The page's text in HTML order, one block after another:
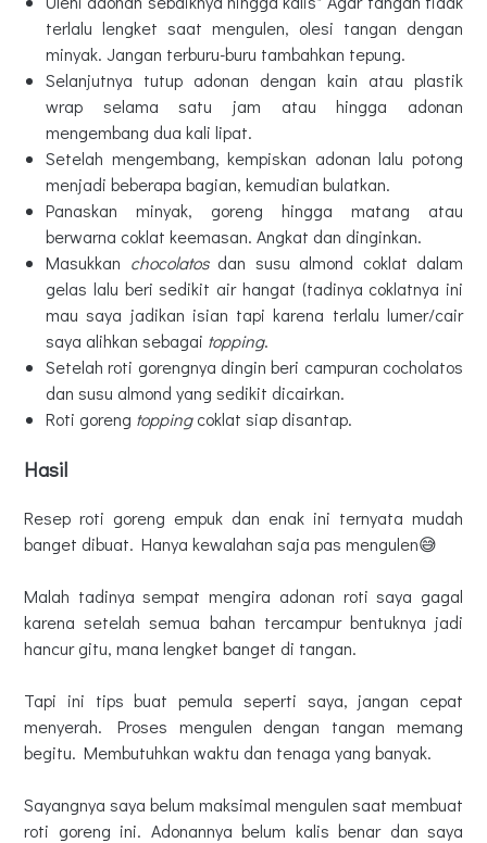
terlalu lengket saat mengulen, olesi tangan dengan
minyak. Jangan terburu-buru tambahkan tepung.
Selanjutnya tutup adonan dengan kain atau plastik
wrap selama satu jam atau hingga adonan
mengembang dua kali lipat.
Setelah mengembang, kempiskan adonan lalu potong
menjadi beberapa bagian, kemudian bulatkan.
Panaskan minyak, goreng hingga matang atau
berwarna coklat keemasan. Angkat dan dinginkan.
Masukkan chocolatosdan susu almond coklat dalam
gelas lalu beri sedikit air hangat (tadinya coklatnya ini
mau saya jadikan isian tapi karena terlalu lumer/cair
saya alihkan sebagai topping.
Setelah roti gorengnya dingin beri campuran cocholatos
dan susu almond yang sedikit dicairkan.
Roti goreng toppingcoklat siap disantap.
Hasil
Resep roti goreng empuk dan enak ini ternyata mudah
banget dibuat. Hanya kewalahan saja pas mengulen😅
Malah tadinya sempat mengira adonan roti saya gagal
karena setelah semua bahan tercampur bentuknya jadi
hancur gitu, mana lengket banget di tangan.
Tapi ini tips buat pemula seperti saya, jangan cepat
menyerah. Proses mengulen dengan tangan memang
begitu. Membutuhkan waktu dan tenaga yang banyak.
Sayangnya saya belum maksimal mengulen saat membuat
roti goreng ini. Adonannya belum kalis benar dan saya